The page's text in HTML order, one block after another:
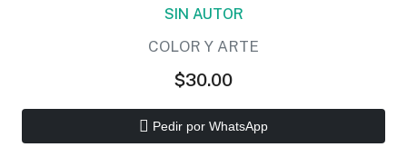
SIN AUTOR
COLOR Y ARTE
$30.00
Pedir por WhatsApp